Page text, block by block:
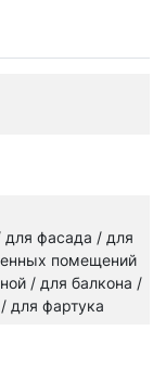
для фасада / для
помещений
/ для балкона /
для фартука